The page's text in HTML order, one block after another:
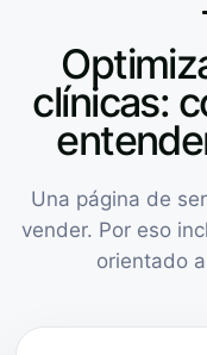
clínicas:
Una página de
vender. Por eso
orientado